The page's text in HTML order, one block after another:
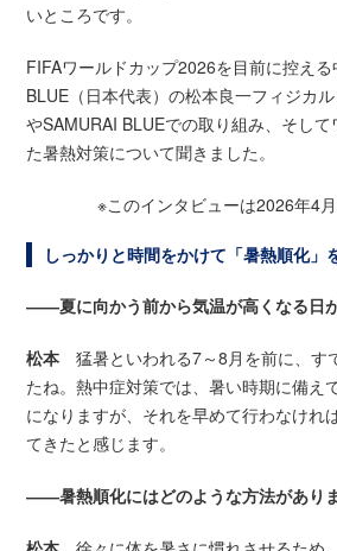
いところです。
FIFAワールドカップ2026を目前に控え
BLUE（日本代表）の松本良一フィジカ
やSAMURAI BLUEでの取り組み、そし
た暑熱対策について聞きました。
※このインタビューは2026年4
しっかりと時間をかけて「暑熱順化」
――夏に向かう前から気温が高くなる日が
松本 猛暑といわれる7～8月を前に、す
たね。熱中症対策では、暑い時期に備え
になりますが、それを早めて行わなけれ
てきたと感じます。
――暑熱順化にはどのような方法がありま